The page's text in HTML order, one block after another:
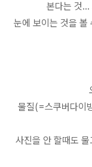
본다는 것
눈에 보이는 것을 볼
물질(=스쿠버다이
사진을 안 할때도